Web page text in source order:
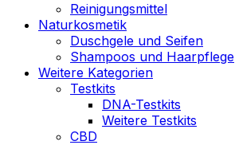
Reinigungsmittel
Naturkosmetik
Duschgele und Seifen
Shampoos und Haarpflege
Weitere Kategorien
Testkits
DNA-Testkits
Weitere Testkits
CBD